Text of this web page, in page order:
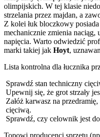
olimpijskich. W tej klasie
strzelania przez majdan, a
Z kolei łuk bloczkowy
mechanicznie zmienia naciąg,
napięcia. Warto odwiedzić
marki takiej jak Hoyt,
Lista kontrolna dla łucznika
Sprawdź stan techniczny
Upewnij się, że grot strzały
Załóż karwasz na
cięciwą.
Sprawdź, czy celownik jest
Topowi producenci sprzętu